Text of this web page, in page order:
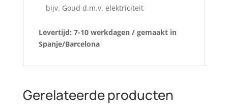
bijv. Goud d.m.v. elektriciteit
Levertijd: 7-10 werkdagen / gemaakt in
Spanje/Barcelona
Gerelateerde producten